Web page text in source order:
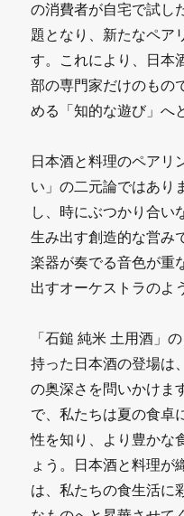
の消費者が自宅で試し
題となり、新たなペア
す。これにより、日本
部の専門家だけのもの
める「知的な遊び」へ
日本酒と料理のペアリ
い」の二元論ではあり
し、時にぶつかり合い
生み出す創造的な営み
楽器が奏でる音色が重
出すオーケストラのよ
「石鎚 純米 土用酒」
持った日本酒の登場は
の奥深さを問いかけま
で、私たちは夏の食卓
性を知り、より豊かな
ょう。日本酒と料理が
は、私たちの食生活に